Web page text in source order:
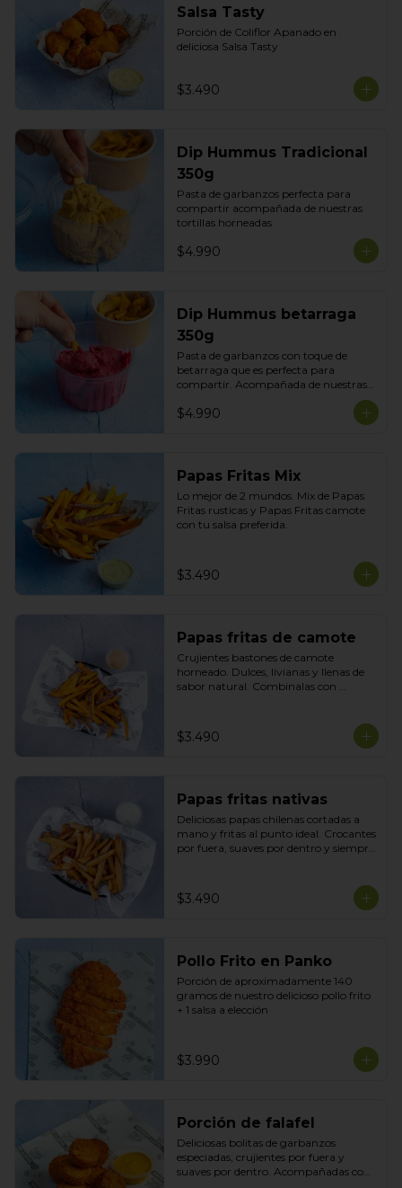
Salsa Tasty
Porción de Coliflor Apanado en
deliciosa Salsa Tasty
$3.490
Dip Hummus Tradicional
350g
Pasta de garbanzos perfecta para
compartir acompañada de nuestras
tortillas horneadas
$4.990
Dip Hummus betarraga
350g
Pasta de garbanzos con toque de
betarraga que es perfecta para
compartir. Acompañada de nuestras
$4.990
Papas Fritas Mix
Lo mejor de 2 mundos. Mix de Papas
Fritas rusticas y Papas Fritas camote
con tu salsa preferida.
$3.490
Papas fritas de camote
Crujientes bastones de camote
horneado. Dulces, livianas y llenas de
sabor natural. Combinalas con
$3.490
Papas fritas nativas
Deliciosas papas chilenas cortadas a
mano y fritas al punto ideal. Crocantes
por fuera, suaves por dentro y siempre
$3.490
Pollo Frito en Panko
Porción de aproximadamente 140
gramos de nuestro delicioso pollo frito
+ 1 salsa a elección
$3.990
Porción de falafel
Deliciosas bolitas de garbanzos
especiadas, crujientes por fuera y
suaves por dentro. Acompañadas con